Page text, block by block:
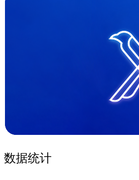
数据统计